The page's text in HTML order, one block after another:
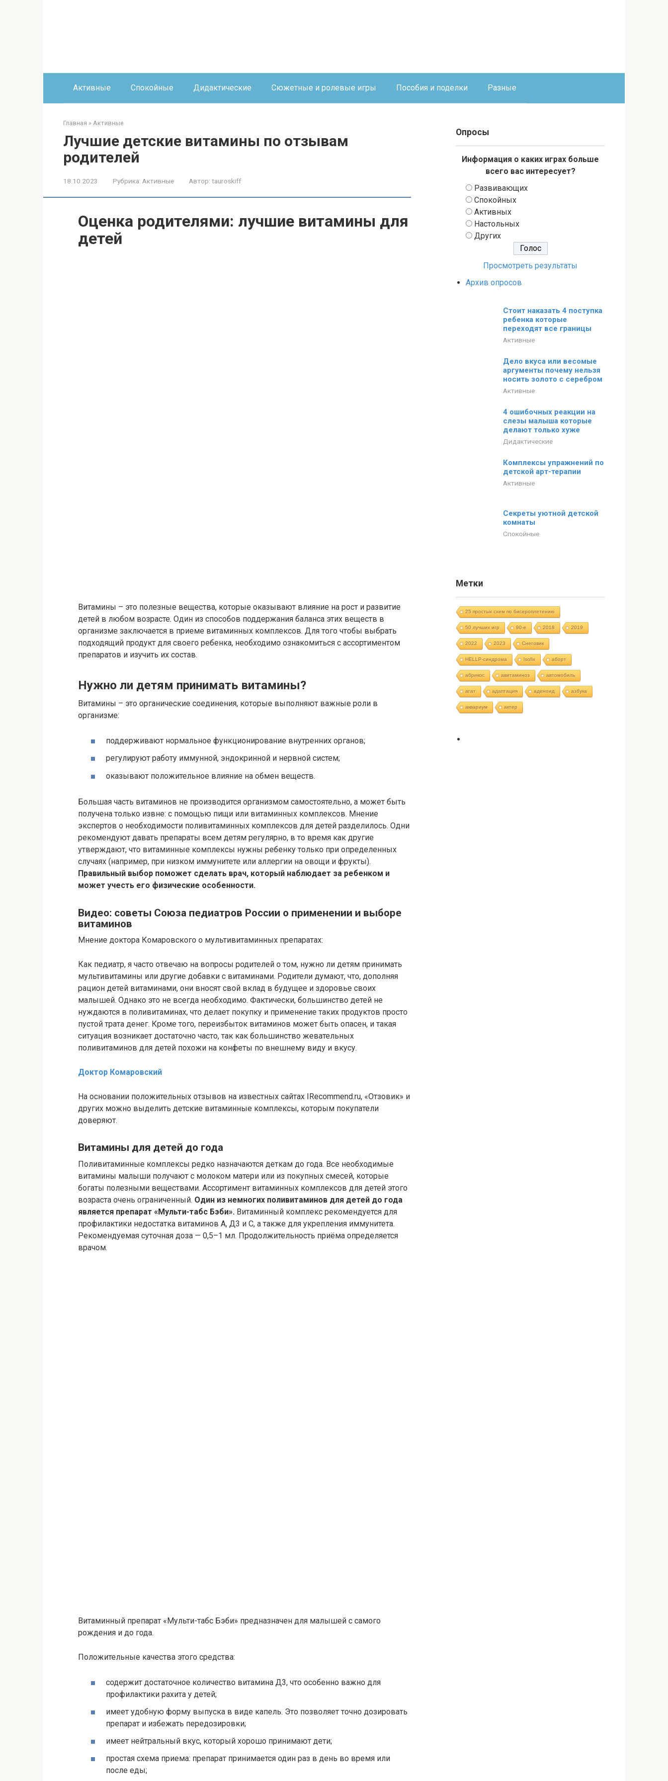
Активные Спокойные Дидактические Сюжетные и ролевые игры Пособия и поделки Разные
Главная » Активные
Лучшие детские витамины по отзывам
родителей
18.10.2023 Рубрика: Активные Автор: tauroskiff
Оценка родителями: лучшие витамины для
детей
Витамины – это полезные вещества, которые оказывают влияние на рост и развитие
детей в любом возрасте. Один из способов поддержания баланса этих веществ в
организме заключается в приеме витаминных комплексов. Для того чтобы выбрать
подходящий продукт для своего ребенка, необходимо ознакомиться с ассортиментом
препаратов и изучить их состав.
Нужно ли детям принимать витамины?
Витамины – это органические соединения, которые выполняют важные роли в
организме:
поддерживают нормальное функционирование внутренних органов;
регулируют работу иммунной, эндокринной и нервной систем;
оказывают положительное влияние на обмен веществ.
Большая часть витаминов не производится организмом самостоятельно, а может быть
получена только извне: с помощью пищи или витаминных комплексов. Мнение
экспертов о необходимости поливитаминных комплексов для детей разделилось. Одни
рекомендуют давать препараты всем детям регулярно, в то время как другие
утверждают, что витаминные комплексы нужны ребенку только при определенных
случаях (например, при низком иммунитете или аллергии на овощи и фрукты).
Правильный выбор поможет сделать врач, который наблюдает за ребенком и
может учесть его физические особенности.
Видео: советы Союза педиатров России о применении и выборе
витаминов
Мнение доктора Комаровского о мультивитаминных препаратах:
Как педиатр, я часто отвечаю на вопросы родителей о том, нужно ли детям принимать
мультивитамины или другие добавки с витаминами. Родители думают, что, дополняя
рацион детей витаминами, они вносят свой вклад в будущее и здоровье своих
малышей. Однако это не всегда необходимо. Фактически, большинство детей не
нуждаются в поливитаминах, что делает покупку и применение таких продуктов просто
пустой трата денег. Кроме того, переизбыток витаминов может быть опасен, и такая
ситуация возникает достаточно часто, так как большинство жевательных
поливитаминов для детей похожи на конфеты по внешнему виду и вкусу.
Доктор Комаровский
На основании положительных отзывов на известных сайтах IRecommend.ru, «Отзовик» и
других можно выделить детские витаминные комплексы, которым покупатели
доверяют.
Витамины для детей до года
Поливитаминные комплексы редко назначаются деткам до года. Все необходимые
витамины малыши получают с молоком матери или из покупных смесей, которые
богаты полезными веществами. Ассортимент витаминных комплексов для детей этого
возраста очень ограниченный. Один из немногих поливитаминов для детей до года
является препарат «Мульти-табс Бэби». Витаминный комплекс рекомендуется для
профилактики недостатка витаминов А, Д3 и С, а также для укрепления иммунитета.
Рекомендуемая суточная доза — 0,5–1 мл. Продолжительность приёма определяется
врачом.
Витаминный препарат «Мульти-табс Бэби» предназначен для малышей с самого
рождения и до года.
Положительные качества этого средства:
содержит достаточное количество витамина Д3, что особенно важно для
профилактики рахита у детей;
имеет удобную форму выпуска в виде капель. Это позволяет точно дозировать
препарат и избежать передозировки;
имеет нейтральный вкус, который хорошо принимают дети;
простая схема приема: препарат принимается один раз в день во время или
после еды;
Опросы
Информация о каких играх больше
всего вас интересует?
Развивающих
Спокойных
Активных
Настольных
Других
Просмотреть результаты
Архив опросов
Стоит наказать 4 поступка
ребенка которые
переходят все границы
Активные
Дело вкуса или весомые
аргументы почему нельзя
носить золото с серебром
Активные
4 ошибочных реакции на
слезы малыша которые
делают только хуже
Дидактические
Комплексы упражнений по
детской арт-терапии
Активные
Секреты уютной детской
комнаты
Спокойные
Метки
25 простых схем по бисероплетению
50 лучших игр 90-е 2018 2019
2022 2023 Cнеговик
HELLP-синдрома Isofix аборт
абрикос авитаминоз автомобиль
агат адаптация аденоид азбука
аквариум актер